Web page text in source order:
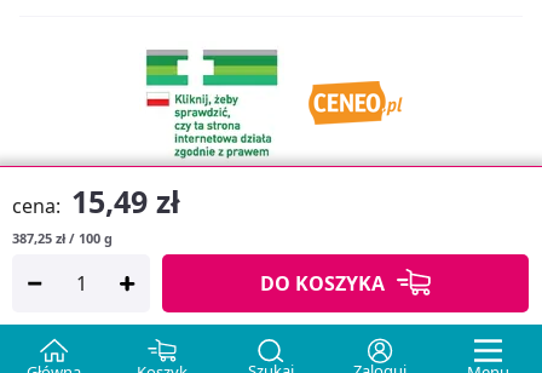
cena: 15,49 zł
387,25 zł / 100 g
DO KOSZYKA
Copyright © 2026
Projekt strony: MEDICARE.PL iAPTUS.PL